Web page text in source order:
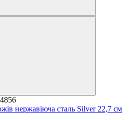
нержавіюча сталь Silver 22,7 см